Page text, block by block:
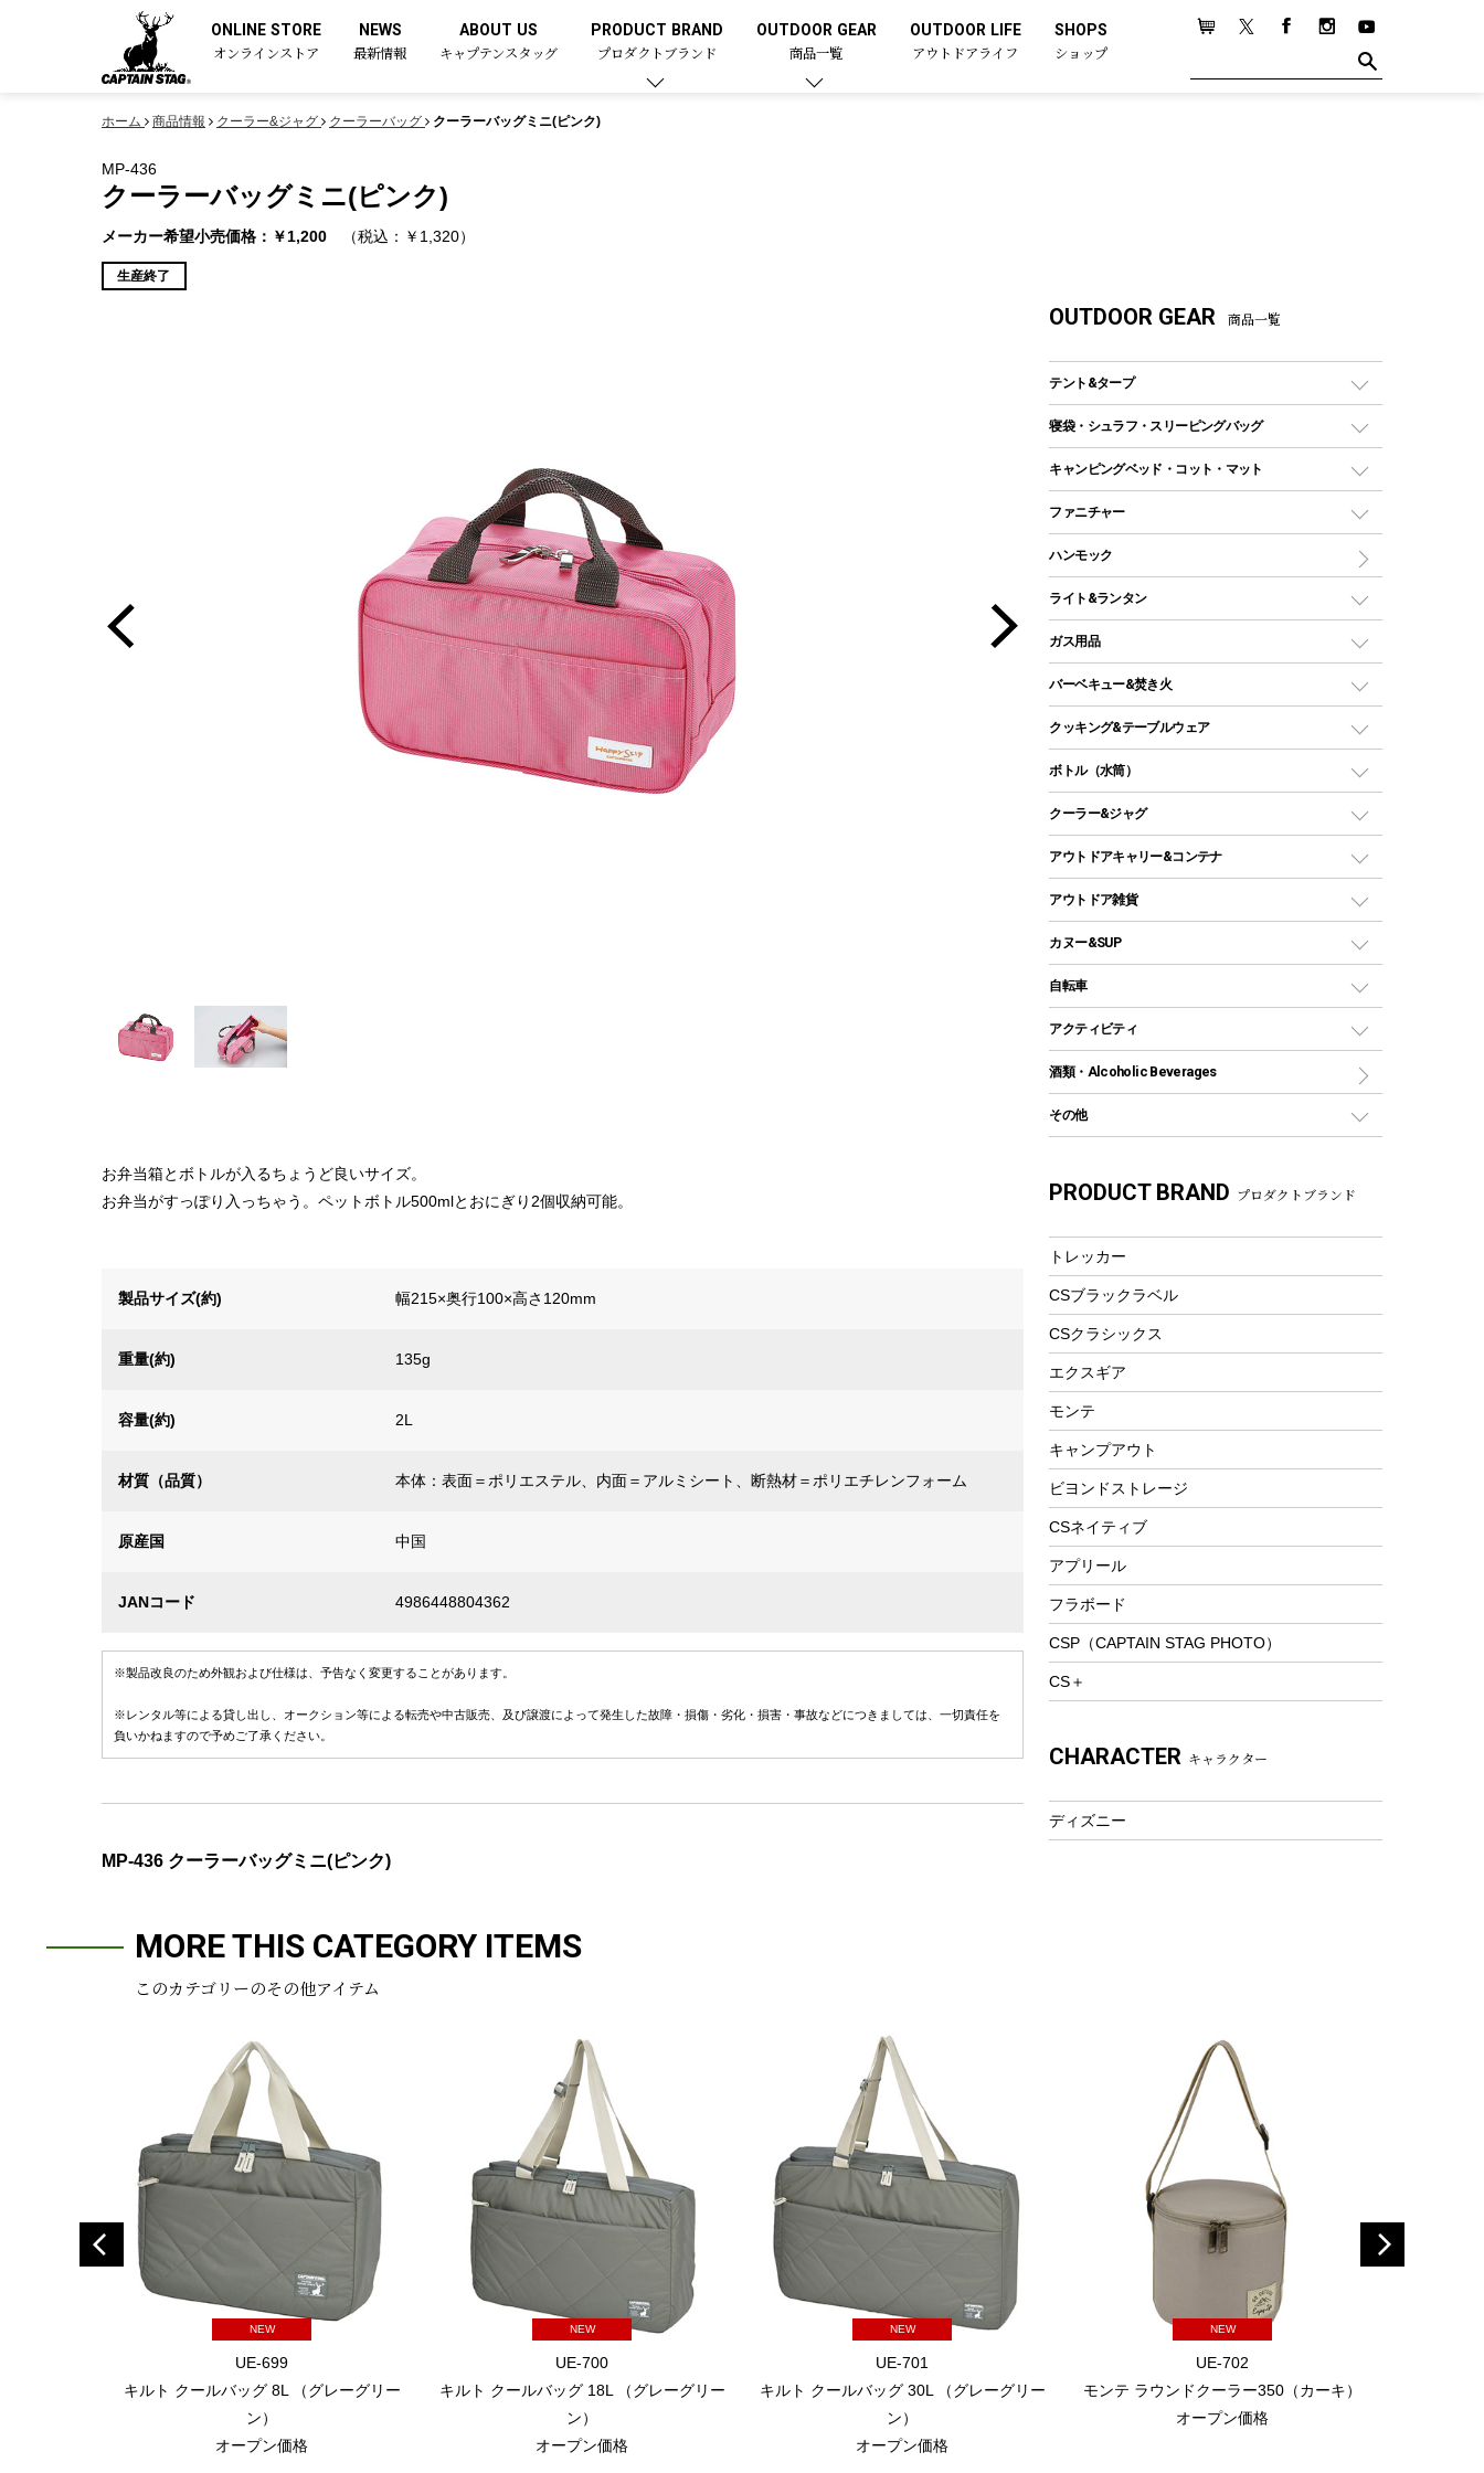
ONLINE STORE
オンラインストア
NEWS
最新情報
ABOUT US
キャプテンスタッグ
PRODUCT BRAND
プロダクトブランド
OUTDOOR GEAR
商品一覧
OUTDOOR LIFE
アウトドアライフ
SHOPS
ショップ
ホーム 商品情報 クーラー&ジャグ クーラーバッグ クーラーバッグミニ(ピンク)
MP-436
クーラーバッグミニ(ピンク)
メーカー希望小売価格：￥1,200 （税込：￥1,320）
生産終了
お弁当箱とボトルが入るちょうど良いサイズ。
お弁当がすっぽり入っちゃう。ペットボトル500mlとおにぎり2個収納可能。
製品サイズ(約) 幅215×奥行100×高さ120mm
重量(約) 135g
容量(約) 2L
材質（品質） 本体：表面＝ポリエステル、内面＝アルミシート、断熱材＝ポリエチレンフォーム
原産国 中国
JANコード 4986448804362
※製品改良のため外観および仕様は、予告なく変更することがあります。
※レンタル等による貸し出し、オークション等による転売や中古販売、及び譲渡によって発生した故障・損傷・劣化・損害・事故などにつきましては、一切責任を
負いかねますので予めご了承ください。
MP-436 クーラーバッグミニ(ピンク)
OUTDOOR GEAR 商品一覧
テント&タープ
テント
ツールームテント
ワンポールテント
シェルターテント
ソロテント
ロッジ型・オリジナルテント
タープ
スクエアタープ（レクタタープ）
メッシュタープ
自立式タープ
パラソル
テントアクセサリー
ペグ
ポール
グランドシート
ツール
寝袋・シュラフ・スリーピングバッグ
レクタングラー型（封筒型）シュラフ
インナーシュラフ
キャンピングベッド・コット・マット
キャンピングベッド・コット
インフレータブルマット
ファニチャー
アウトドアテーブル
レジャーシート
ハンモック
ライト&ランタン
LEDランタン
ガスランタン
オイルランタン
LEDライト
ヘッドライト
キャンドル
ガス用品
ガスバーナー
ガス缶
ガストーチ、ライター
バーベキュー&焚き火
バーベキューコンロ、グリル
焚き火台タイプ（ロースタイル）グリル
卓上タイプグリル
パーティータイプグリル
ソロキャンプ用グリル
鉄板、アミ
焚き火台&ストーブ
火起こし
バーベキューツール
燃料・着火剤・炭
クッキング&テーブルウェア
ダッチオーブン
ホットサンドメーカー
クッカーセット
シェラカップ
クッキングツール
ナイフ
カトラリー
マグカップ、カップ
フードボトル
コーヒー&ミル
トレー
ランチョンマット
ランチボックス
ピクニックセット
ボトル（水筒）
ステンレスボトル
コップ付きタイプ
ワンタッチタイプ
プラスチックボトル
ディズニーボトル
クーラー&ジャグ
クーラーボックス
クーラーバッグ
ウォータージャグ
保冷剤
アウトドアキャリー&コンテナ
アウトドアキャリー
アウトドア雑貨
バックパック&バッグ
リュック、バックパック
トートバッグ、サコッシュ
ショッピングキャリー
その他アウトドア雑貨
レイン
ツール、他
カヌー&SUP
インフレータブル
カヤック
パドル
ヘルメット
アクセサリー
自転車
折りたたみ自転車
スポーツサイクル
シティサイクル
自転車用アクセサリー
自転車ウェア
アクティビティ
マリン
ラッシュガード
テント
フローティングベスト
ヘルメット
エアーポンプ
ウィンター
防寒ウェア
ツール&アクセサリー
トレッキング
トレッキングステッキ
プレイグッズ
ウェルネス
フィットネス
アクセサリー
酒類・Alcoholic Beverages
その他
湯たんぽ
PRODUCT BRAND プロダクトブランド
トレッカー
CSブラックラベル
CSクラシックス
エクスギア
モンテ
キャンプアウト
ビヨンドストレージ
CSネイティブ
アプリール
フラボード
CSP（CAPTAIN STAG PHOTO）
CS＋
CHARACTER キャラクター
ディズニー
MORE THIS CATEGORY ITEMS
このカテゴリーのその他アイテム
NEW
UE-699
キルト クールバッグ 8L （グレーグリー
ン）
オープン価格
NEW
UE-700
キルト クールバッグ 18L （グレーグリー
ン）
オープン価格
NEW
UE-701
キルト クールバッグ 30L （グレーグリー
ン）
オープン価格
NEW
UE-702
モンテ ラウンドクーラー350（カーキ）
オープン価格